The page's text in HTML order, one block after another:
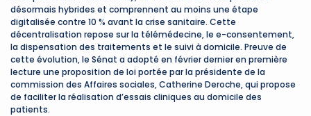
désormais hybrides et comprennent au moins une étape
digitalisée contre 10 % avant la crise sanitaire. Cette
décentralisation repose sur la télémédecine, le e-consentement,
la dispensation des traitements et le suivi à domicile. Preuve de
cette évolution, le Sénat a adopté en février dernier en première
lecture une proposition de loi portée par la présidente de la
commission des Affaires sociales, Catherine Deroche, qui propose
de faciliter la réalisation d’essais cliniques au domicile des
patients.